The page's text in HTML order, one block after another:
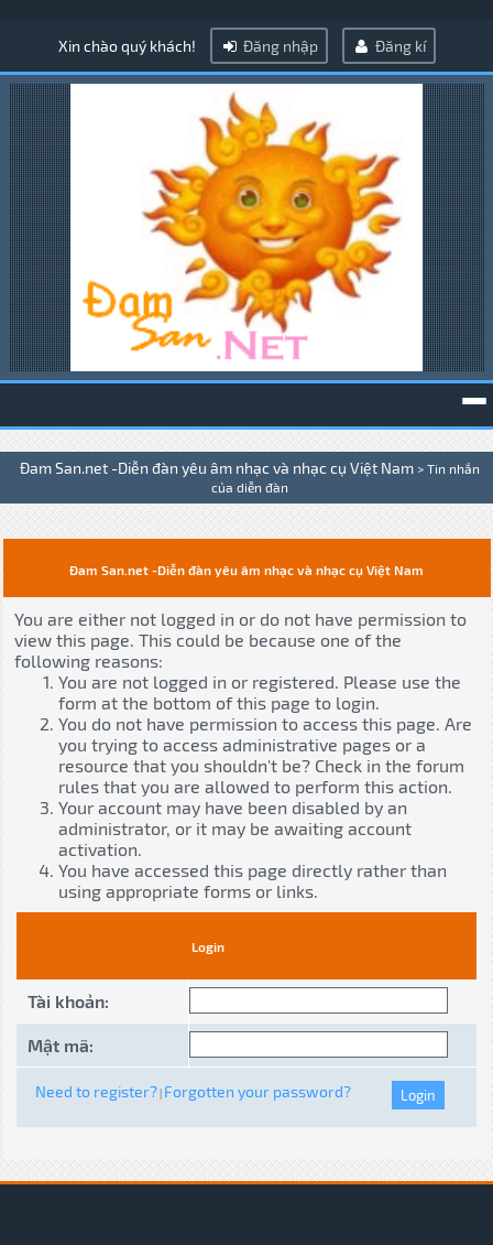
Xin chào quý khách! Đăng nhập Đăng kí
Đam San.net -Diễn đàn yêu âm nhạc và nhạc cụ Việt Nam > Tin nhắn
của diễn đàn
Đam San.net -Diễn đàn yêu âm nhạc và nhạc cụ Việt Nam
You are either not logged in or do not have permission to
view this page. This could be because one of the
following reasons:
You are not logged in or registered. Please use the
form at the bottom of this page to login.
You do not have permission to access this page. Are
you trying to access administrative pages or a
resource that you shouldn't be? Check in the forum
rules that you are allowed to perform this action.
Your account may have been disabled by an
administrator, or it may be awaiting account
activation.
You have accessed this page directly rather than
using appropriate forms or links.
Login
Tài khoản:
Mật mã:
Need to register? Forgotten your password?